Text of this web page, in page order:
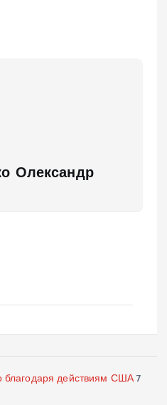
Олександр
благодаря действиям США 7